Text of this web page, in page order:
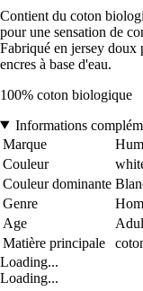
Contient du coton
pour une sensation de
Fabriqué en jersey
encres à base d'eau.
100% coton biologique
Informations
Marque
Couleur
Couleur dominante
Genre
Age
Matière principale
Loading...
Loading...